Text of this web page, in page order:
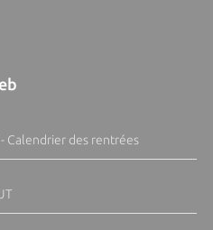
Calendrier des rentrées